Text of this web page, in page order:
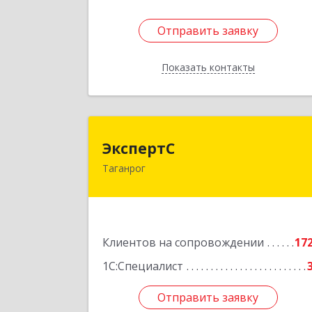
Отправить заявку
Показать контакты
Отправить заявку
Назад
ЭкспертС
Таганрог
Клиентов на сопровождении
1С:Специалист
Отправить заявку
347905, Ростовская обл, Таганрог г,
Отправить заявку